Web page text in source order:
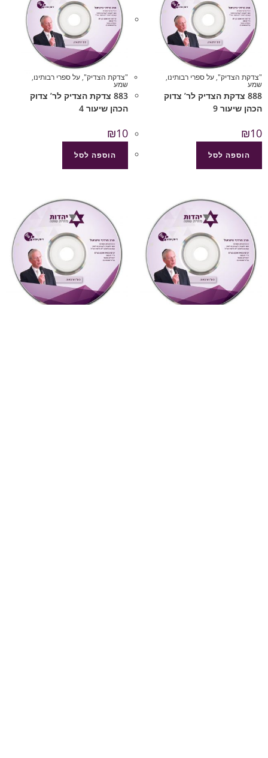
"צדקת הצדיק",על ספרי רבותינו,
שמע
888 צדקת הצדיק לר’ צדוק
הכהן שיעור 9
₪10
הוספה לסל
"צדקת הצדיק",על ספרי רבותינו,
שמע
883 צדקת הצדיק לר’ צדוק
הכהן שיעור 4
₪10
הוספה לסל